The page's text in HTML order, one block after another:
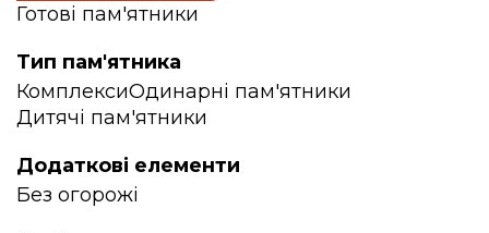
Готові пам'ятники
Тип пам'ятника
КомплексиОдинарні пам'ятники
Дитячі пам'ятники
Додаткові елементи
Без огорожі